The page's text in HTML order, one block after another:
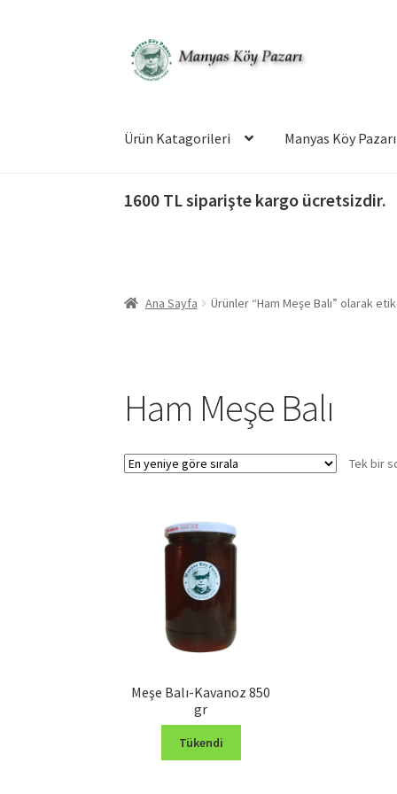
Dolaşıma
geç
İçeriğe
geç
Ürün Katagorileri Manyas Köy Pazarı
1600 TL siparişte kargo ücretsizdir.
Ana Sayfa Ürünler “Ham Meşe Balı” olarak
Ham Meşe Balı
Tek bir
Meşe Balı-Kavanoz 850
gr
Tükendi